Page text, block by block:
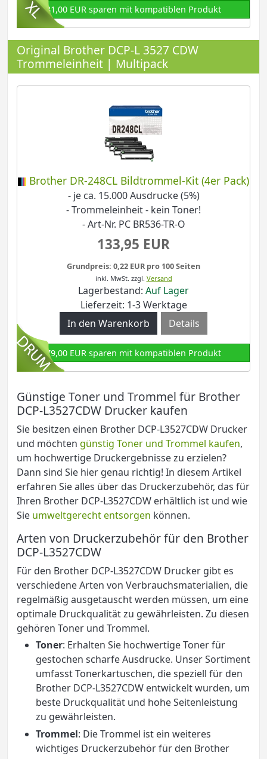
81,00 EUR sparen mit kompatiblen Produkt
Original Brother DCP-L 3527 CDW
Trommeleinheit | Multipack
Brother DR-248CL Bildtrommel-Kit (4er Pack)
- je ca. 15.000 Ausdrucke (5%)
- Trommeleinheit - kein Toner!
- Art-Nr. PC BR536-TR-O
133,95 EUR
Grundpreis: 0,22 EUR pro 100 Seiten
inkl. MwSt. zzgl. Versand
Lagerbestand: Auf Lager
Lieferzeit: 1-3 Werktage
Details
79,00 EUR sparen mit kompatiblen Produkt
Günstige Toner und Trommel für Brother
DCP-L3527CDW Drucker kaufen
Sie besitzen einen Brother DCP-L3527CDW Drucker
und möchten günstig Toner und Trommel kaufen,
um hochwertige Druckergebnisse zu erzielen?
Dann sind Sie hier genau richtig! In diesem Artikel
erfahren Sie alles über das Druckerzubehör, das für
Ihren Brother DCP-L3527CDW erhältlich ist und wie
Sie umweltgerecht entsorgen können.
Arten von Druckerzubehör für den Brother
DCP-L3527CDW
Für den Brother DCP-L3527CDW Drucker gibt es
verschiedene Arten von Verbrauchsmaterialien, die
regelmäßig ausgetauscht werden müssen, um eine
optimale Druckqualität zu gewährleisten. Zu diesen
gehören Toner und Trommel.
Toner: Erhalten Sie hochwertige Toner für
gestochen scharfe Ausdrucke. Unser Sortiment
umfasst Tonerkartuschen, die speziell für den
Brother DCP-L3527CDW entwickelt wurden, um
beste Druckqualität und hohe Seitenleistung
zu gewährleisten.
Trommel: Die Trommel ist ein weiteres
wichtiges Druckerzubehör für den Brother